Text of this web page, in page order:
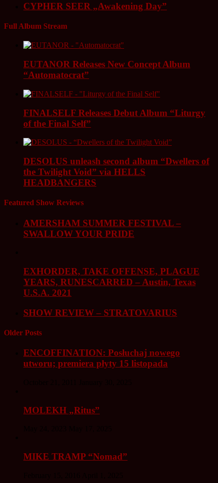
CYPHER SEER „Awakening Day”
Full Album Stream
EUTANOR Releases New Concept Album
“Automatocrat”
FINALSELF Releases Debut Album “Liturgy
of the Final Self”
DESOLUS unleash second album “Dwellers of
the Twilight Void” via HELLS
HEADBANGERS
Featured Show Reviews
AMERSHAM SUMMER FESTIVAL –
SWALLOW YOUR PRIDE
EXHORDER, TAKE OFFENSE, PLAGUE
YEARS, RUNESCARRED – Austin, Texas
U.S.A. 2021
SHOW REVIEW – STRATOVARIUS
Older Posts
ENCOFFINATION: Posłuchaj nowego
utworu; premiera płyty 15 listopada
MOLEKH „Ritus”
MIKE TRAMP “Nomad”